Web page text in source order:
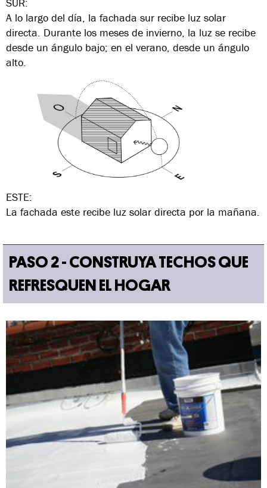
A lo largo del día, la fachada sur recibe luz solar
directa. Durante los meses de invierno, la luz se recibe
desde un ángulo bajo; en el verano, desde un ángulo
alto.
ESTE:
La fachada este recibe luz solar directa por la mañana.
PASO 2 - CONSTRUYA TECHOS QUE
REFRESQUEN EL HOGAR